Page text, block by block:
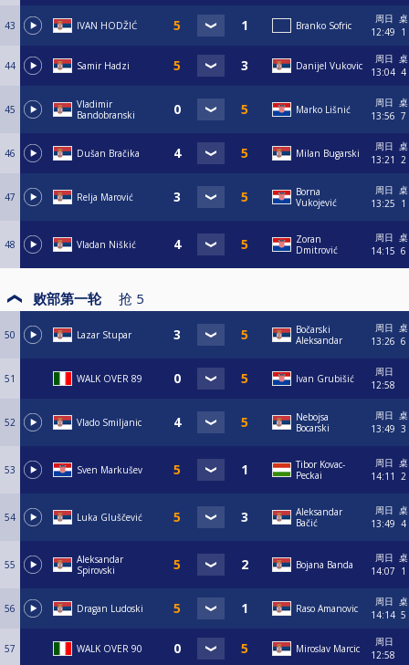
43 IVAN HODŽIĆ Branko Sofric
周日
12:49
桌
1
44 Samir Hadzi Danijel Vukovic
周日
13:04
桌
4
45
Vladimir
Bandobranski
Marko Lišnić
周日
13:56
桌
7
46 Dušan Bračika Milan Bugarski
周日
13:21
桌
2
47 Relja Marović
Borna
Vukojević
周日
13:25
桌
1
48 Vladan Niškić
Zoran
Dmitrović
周日
14:15
桌
6
败部第一轮 抢 5
50 Lazar Stupar
Bočarski
Aleksandar
周日
13:26
桌
6
51 WALK OVER 89 Ivan Grubišić
周日
12:58
52 Vlado Smiljanic
Nebojsa
Bocarski
周日
13:49
桌
3
53 Sven Markušev
Tibor Kovac-
Peckai
周日
14:11
桌
2
54 Luka Gluščević
Aleksandar
Bačić
周日
13:49
桌
4
55
Aleksandar
Spirovski
Bojana Banda
周日
14:07
桌
1
56 Dragan Ludoski Raso Amanovic
周日
14:14
桌
5
57 WALK OVER 90 Miroslav Marcic
周日
12:58